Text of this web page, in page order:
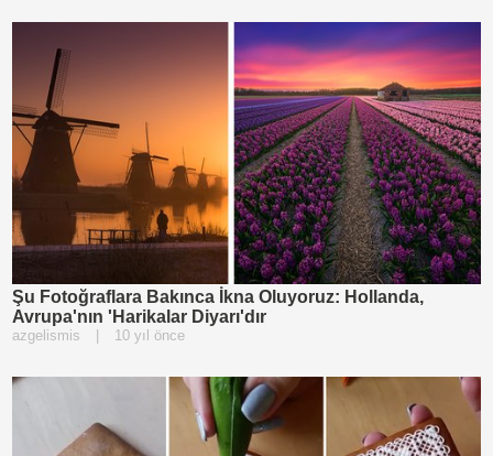
Şu Fotoğraflara Bakınca İkna Oluyoruz: Hollanda,
Avrupa'nın 'Harikalar Diyarı'dır
azgelismis 10 yıl önce